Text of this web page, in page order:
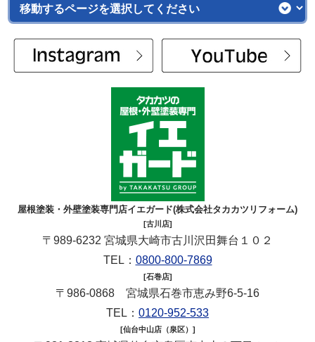
屋根塗装・外壁塗装専門店イエガード(株式会社タカカツリフォーム)
[古川店]
〒989-6232 宮城県大崎市古川沢田舞台１０２
TEL： 0800-800-7869
[石巻店]
〒986-0868 宮城県石巻市恵み野6-5-16
TEL： 0120-952-533
[仙台中山店（泉区）]